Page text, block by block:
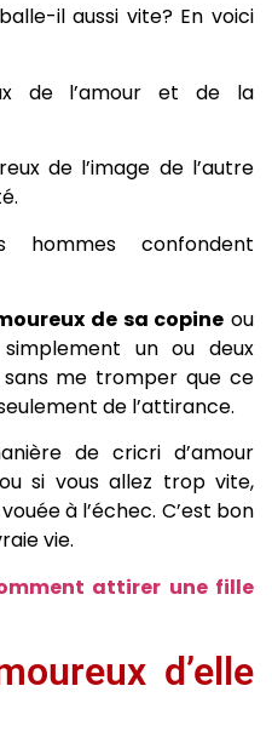
il aussi vite? En voici
de l’amour et de la
de l’image de l’autre
confondent
de sa copine ou
un ou deux
me tromper que ce
de l’attirance.
de cricri d’amour
si vous allez trop vite,
à l’échec. C’est bon
vie.
attirer une fille
d’elle